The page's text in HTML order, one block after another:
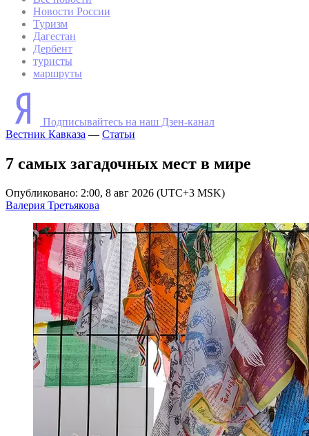
Новости России
Туризм
Дагестан
Дербент
туристы
маршруты
Подписывайтесь на наш Дзен-канал
Вестник Кавказа — Статьи
7 самых загадочных мест в мире
Опубликовано: 2:00, 8 авг 2026 (UTC+3 MSK)
Валерия Третьякова